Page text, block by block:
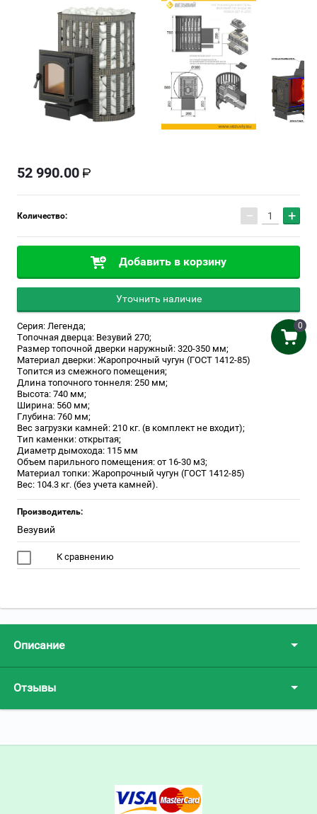
0
52 990.00
Количество: − +
Добавить в корзину
Уточнить наличие
Серия: Легенда;
Топочная дверца: Везувий 270;
Размер топочной дверки наружный: 320-350 мм;
Материал дверки: Жаропрочный чугун (ГОСТ 1412-85)
Топится из смежного помещения;
Длина топочного тоннеля: 250 мм;
Высота: 740 мм;
Ширина: 560 мм;
Глубина: 760 мм;
Вес загрузки камней: 210 кг. (в комплект не входит);
Тип каменки: открытая;
Диаметр дымохода: 115 мм
Объем парильного помещения: от 16-30 м3;
Материал топки: Жаропрочный чугун (ГОСТ 1412-85)
Вес: 104.3 кг. (без учета камней).
Производитель:
Везувий
К сравнению
Описание
Отзывы